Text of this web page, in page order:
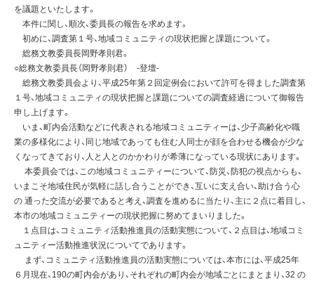
を議題といたします。
本件に関し、順次、委員長の報告を求めます。
初めに、調査第１号、地域コミュニティの現状把握と課題について。
総務文教委員長岡野孝則君。
○総務文教委員長（岡野孝則君） -登壇-
総務文教委員会より、平成25年第２回定例会において許可を得ました調査第
１号、地域コミュニティの現状把握と課題についての調査経過について御報告
申し上げます。
いま、町内会活動などに代表される地域コミュニティーは、少子高齢化や職
業の多様化により、同じ地域であっても住む人同士が顔を合わせる機会が少な
くなってきており、人と人とのかかわりが希薄になっている現状にあります。
本委員会では、この地域コミュニティーについて、防災、防犯の視点からも、
いまこそ地域住民が気軽に話し合うことができ、互いに支え合い、助け合う心
の 通った交流が必要であると考え、調査を進めるに当たり、主に２点に着目し、
本市の地域コミュニティーの現状把握に努めてまいりました。
１点目は、コミュニティ活動推進員の活動実態について、２点目は、地域コミ
ュニティー活動推進状況についてであります。
まず、コミュニティ活動推進員の活動実態については、本市には、平成25年
６月現在、190の町内会があり、それぞれの町内会が地域ごとにまとまり、32 の